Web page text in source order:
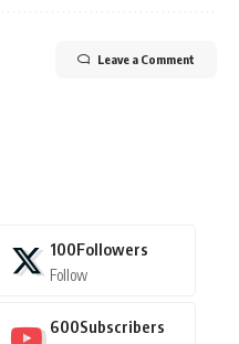
Leave a Comment
100Followers
Follow
600Subscribers